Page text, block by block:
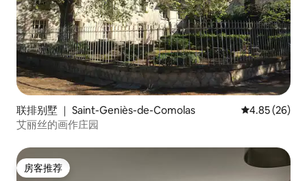
联排别墅 ｜ Saint-Geniès-de-Comolas 平均评分
4.85 (26)
艾丽丝的画作庄园
房客推荐
房客推荐